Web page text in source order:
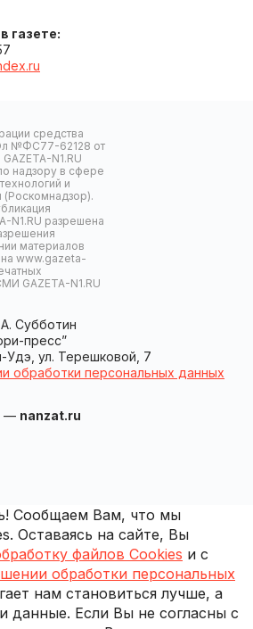
газете:
средства
№ФС77-62128 от
N1.RU
надзору в сфере
и
(Роскомнадзор).
N1.RU разрешена
материалов
на www.gazeta-
GAZETA-N1.RU
Субботин
пресс”
Удэ, ул. Терешковой, 7
обработки персональных данных
— nanzat.ru
Сообщаем Вам, что мы
Оставаясь на сайте, Вы
файлов Cookies и с
обработки персональных
нам становиться лучше, а
данные. Если Вы не согласны с